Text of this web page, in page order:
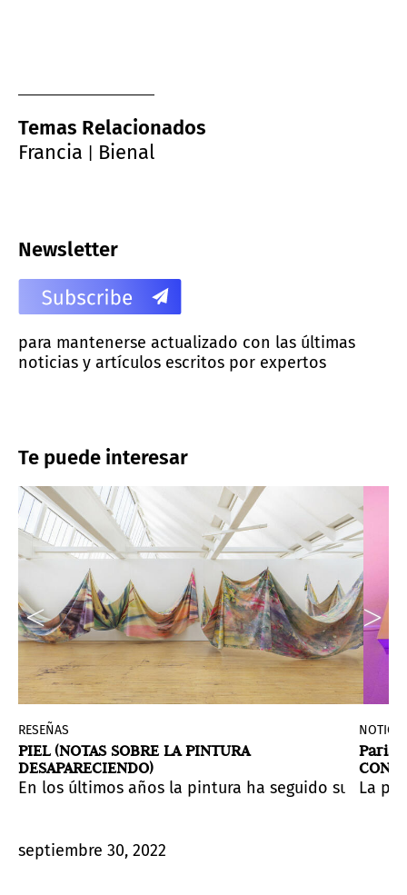
Temas Relacionados
Francia
Bienal
Newsletter
para mantenerse actualizado con las últimas
noticias y artículos escritos por expertos
Te puede interesar
muertes, despojándose de accesorios,
de 30 países y territorios. La feria tendrá
nuevos encuentros entre las artes y el
RESEÑAS
PIEL (NOTAS SOBRE LA PINTURA
DESAPARECIENDO)
En los últimos años la pintura ha seguido su
septiembre 30, 2022
Paris+
La